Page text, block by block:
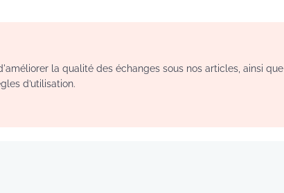
la qualité des échanges sous nos articles, ainsi que
d’utilisation.